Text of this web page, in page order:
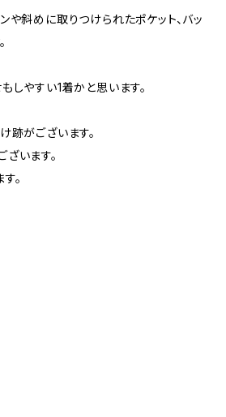
や斜めに取りつけられたポケット、バッ
しやすい1着かと思います。
跡がございます。
います。
。